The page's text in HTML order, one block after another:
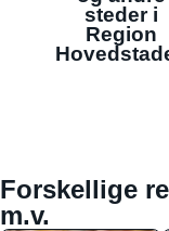
steder i
Region
Forskellige
m.v.